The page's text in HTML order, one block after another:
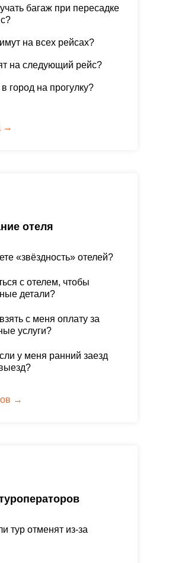
→
багаж при пересадке
на всех рейсах?
город на прогулку?
на следующий рейс?
тур отменят из-за
отеля
«звёздность» отелей?
с отелем, чтобы
детали?
с меня оплату за
услуги?
у меня ранний заезд
→